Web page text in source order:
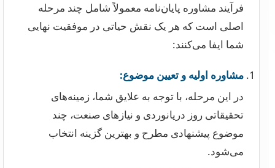
فرآیند مشاوره پایان‌نامه معمولاً شامل چند مرحله
اصلی است که هر یک نقش حیاتی در موفقیت نهایی
شما ایفا می‌کنند:
مشاوره اولیه و تعیین موضوع:
در این مرحله، با توجه به علایق شما، زمینه‌های
تحقیقاتی روز دریانوردی و نیازهای صنعت، چند
موضوع پیشنهادی مطرح و بهترین گزینه انتخاب
می‌شود.